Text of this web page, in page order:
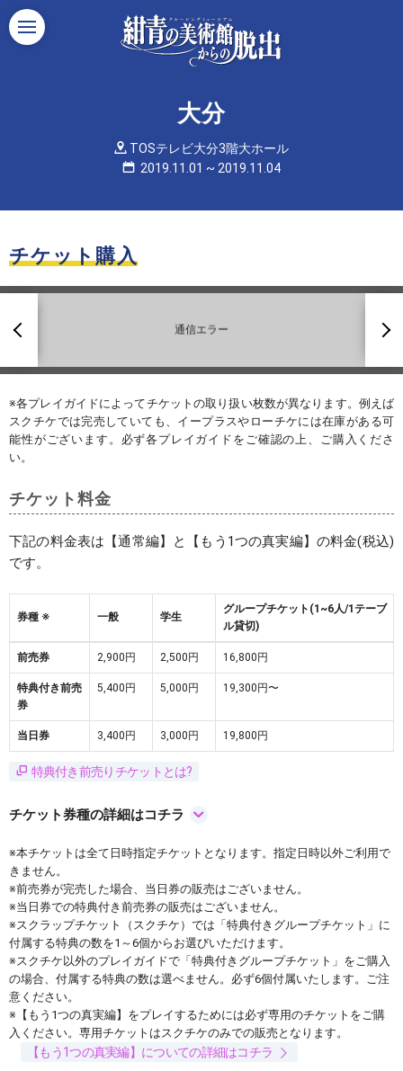
Menu
大分
TOSテレビ大分3階大ホール
2019.11.01 ~ 2019.11.04
チケット購入
通信エラー
※各プレイガイドによってチケットの取り扱い枚数が異なります。例えば
スクチケでは完売していても、イープラスやローチケには在庫がある可
能性がございます。必ず各プレイガイドをご確認の上、ご購入くださ
い。
チケット料金
下記の料金表は【通常編】と【もう1つの真実編】の料金(税込)
です。
券種 ※ 一般 学生
グループチケット(1~6人/1テーブ
ル貸切)
前売券 2,900円 2,500円 16,800円
特典付き前売
券
5,400円 5,000円 19,300円〜
当日券 3,400円 3,000円 19,800円
特典付き前売りチケットとは?
チケット券種の詳細はコチラ
※本チケットは全て日時指定チケットとなります。指定日時以外ご利用で
きません。
※前売券が完売した場合、当日券の販売はございません。
※当日券での特典付き前売券の販売はございません。
※スクラップチケット（スクチケ）では「特典付きグループチケット」に
付属する特典の数を1～6個からお選びいただけます。
※スクチケ以外のプレイガイドで「特典付きグループチケット」をご購入
の場合、付属する特典の数は選べません。必ず6個付属いたします。ご注
意ください。
※【もう1つの真実編】をプレイするためには必ず専用のチケットをご購
入ください。専用チケットはスクチケのみでの販売となります。
【もう1つの真実編】についての詳細はコチラ